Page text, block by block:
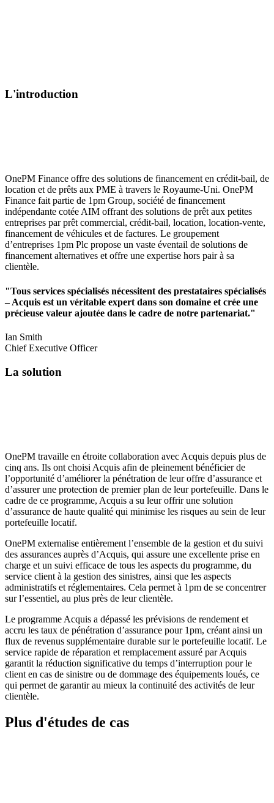
L'introduction
OnePM Finance offre des solutions de financement en crédit-bail, de
location et de prêts aux PME à travers le Royaume-Uni. OnePM
Finance fait partie de 1pm Group, société de financement
indépendante cotée AIM offrant des solutions de prêt aux petites
entreprises par prêt commercial, crédit-bail, location, location-vente,
financement de véhicules et de factures. Le groupement
d’entreprises 1pm Plc propose un vaste éventail de solutions de
financement alternatives et offre une expertise hors pair à sa
clientèle.
"Tous services spécialisés nécessitent des prestataires spécialisés
– Acquis est un véritable expert dans son domaine et crée une
précieuse valeur ajoutée dans le cadre de notre partenariat."
Ian Smith
Chief Executive Officer
La solution
OnePM travaille en étroite collaboration avec Acquis depuis plus de
cinq ans. Ils ont choisi Acquis afin de pleinement bénéficier de
l’opportunité d’améliorer la pénétration de leur offre d’assurance et
d’assurer une protection de premier plan de leur portefeuille. Dans le
cadre de ce programme, Acquis a su leur offrir une solution
d’assurance de haute qualité qui minimise les risques au sein de leur
portefeuille locatif.
OnePM externalise entièrement l’ensemble de la gestion et du suivi
des assurances auprès d’Acquis, qui assure une excellente prise en
charge et un suivi efficace de tous les aspects du programme, du
service client à la gestion des sinistres, ainsi que les aspects
administratifs et réglementaires. Cela permet à 1pm de se concentrer
sur l’essentiel, au plus près de leur clientèle.
Le programme Acquis a dépassé les prévisions de rendement et
accru les taux de pénétration d’assurance pour 1pm, créant ainsi un
flux de revenus supplémentaire durable sur le portefeuille locatif. Le
service rapide de réparation et remplacement assuré par Acquis
garantit la réduction significative du temps d’interruption pour le
client en cas de sinistre ou de dommage des équipements loués, ce
qui permet de garantir au mieux la continuité des activités de leur
clientèle.
Plus d'études de cas